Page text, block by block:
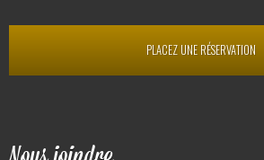
PLACEZ UNE RÉSERVATION